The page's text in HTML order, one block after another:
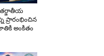
అంకితం